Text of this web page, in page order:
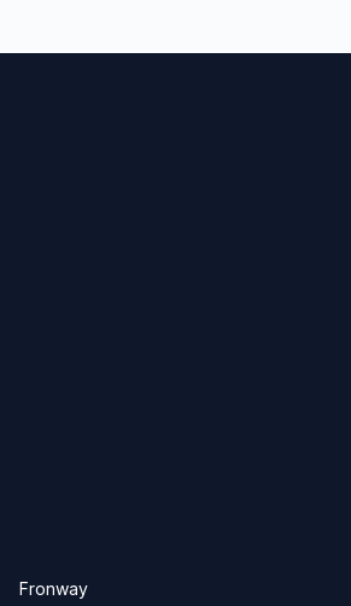
Fronway